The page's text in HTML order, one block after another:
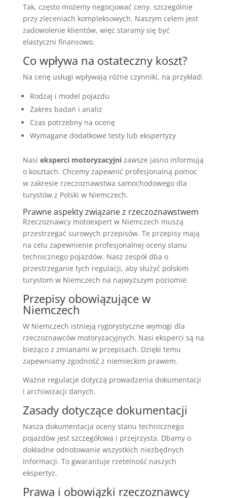
Tak, często możemy negocjować ceny, szczególnie
przy zleceniach kompleksowych. Naszym celem jest
zadowolenie klientów, więc staramy się być
elastyczni finansowo.
Co wpływa na ostateczny koszt?
Na cenę usługi wpływają różne czynniki, na przykład:
Rodzaj i model pojazdu
Zakres badań i analiz
Czas potrzebny na ocenę
Wymagane dodatkowe testy lub ekspertyzy
Nasi eksperci motoryzacyjnizawsze jasno informują
o kosztach. Chcemy zapewnić profesjonalną pomoc
w zakresie rzeczoznawstwa samochodowego dla
turystów z Polski w Niemczech.
Prawne aspekty związane z rzeczoznawstwem
Rzeczoznawcy motoexpert w Niemczech muszą
przestrzegać surowych przepisów. Te przepisy mają
na celu zapewnienie profesjonalnej oceny stanu
technicznego pojazdów. Nasz zespół dba o
przestrzeganie tych regulacji, aby służyć polskim
turystom w Niemczech na najwyższym poziomie.
Przepisy obowiązujące w
Niemczech
W Niemczech istnieją rygorystyczne wymogi dla
rzeczoznawców motoryzacyjnych. Nasi eksperci są na
bieżąco z zmianami w przepisach. Dzięki temu
zapewniamy zgodność z niemieckim prawem.
Ważne regulacje dotyczą prowadzenia dokumentacji
i archiwizacji danych.
Zasady dotyczące dokumentacji
Nasza dokumentacja oceny stanu technicznego
pojazdów jest szczegółowa i przejrzysta. Dbamy o
dokładne odnotowanie wszystkich niezbędnych
informacji. To gwarantuje rzetelność naszych
ekspertyz.
Prawa i obowiązki rzeczoznawcy